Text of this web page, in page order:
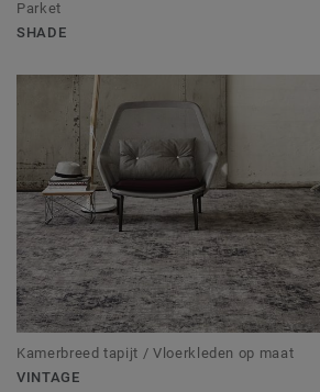
Parket
SHADE
Kamerbreed tapijt / Vloerkleden op maat
VINTAGE